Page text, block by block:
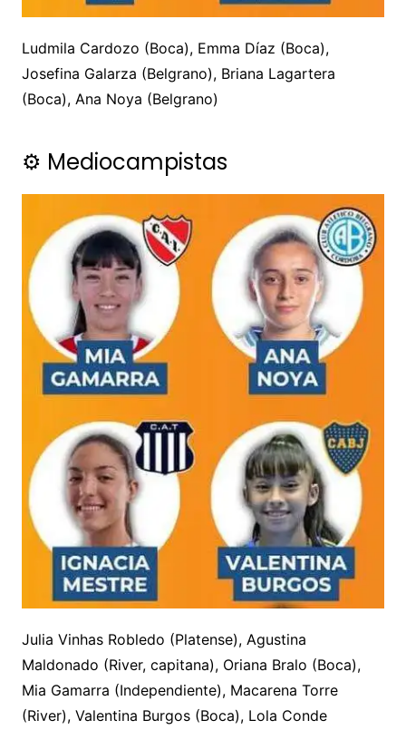
Ludmila Cardozo (Boca), Emma Díaz (Boca),
Josefina Galarza (Belgrano), Briana Lagartera
(Boca), Ana Noya (Belgrano)
⚙️ Mediocampistas
Julia Vinhas Robledo (Platense), Agustina
Maldonado (River, capitana), Oriana Bralo (Boca),
Mia Gamarra (Independiente), Macarena Torre
(River), Valentina Burgos (Boca), Lola Conde